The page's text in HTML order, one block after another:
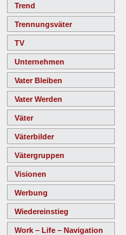
Trend
Trennungsväter
TV
Unternehmen
Vater Bleiben
Vater Werden
Väter
Väterbilder
Vätergruppen
Visionen
Werbung
Wiedereinstieg
Work – Life – Navigation